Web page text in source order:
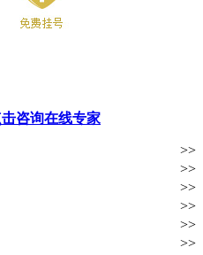
击咨询在线专家
>>
>>
>>
>>
>>
>>